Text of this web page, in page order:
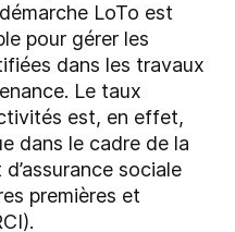
LoTo est
pour gérer les
dans les travaux
Le taux
est, en effet,
dans le cadre de la
sociale
premières et